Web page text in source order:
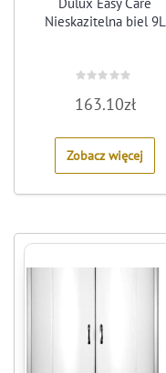
Nieskazitelna biel 9L
0
out
5
163.10zł
Zobacz więcej